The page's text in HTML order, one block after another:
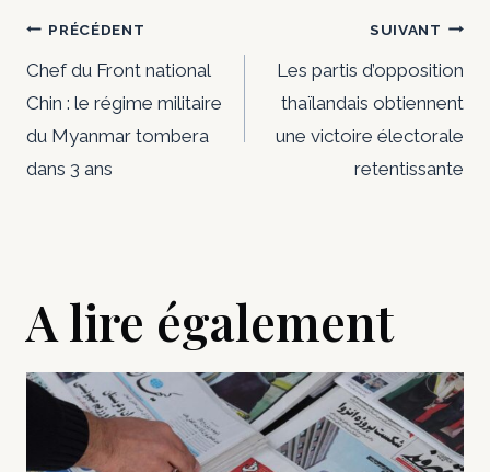
Navigation
de
l’article
PRÉCÉDENT
Chef du Front national
Chin : le régime militaire
du Myanmar tombera
dans 3 ans
SUIVANT
Les partis d’opposition
thaïlandais obtiennent
une victoire électorale
retentissante
A lire également